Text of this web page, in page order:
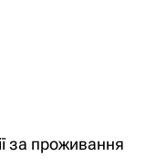
за проживання